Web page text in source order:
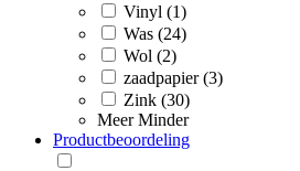
Vinyl (1)
Was (24)
Wol (2)
zaadpapier (3)
Zink (30)
Meer Minder
Productbeoordeling